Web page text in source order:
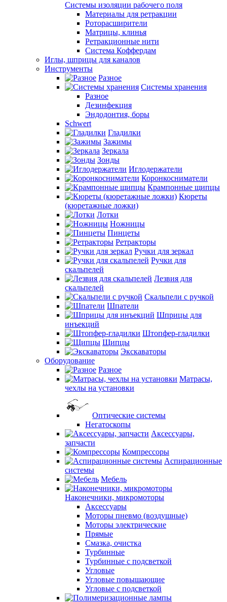
Системы изоляции рабочего поля
Материалы для ретракции
Роторасширители
Матрицы, клинья
Ретракционные нити
Система Коффердам
Иглы, шприцы для каналов
Инструменты
Разное
Системы хранения
Разное
Дезинфекция
Эндодонтия, боры
Schwert
Гладилки
Зажимы
Зеркала
Зонды
Иглодержатели
Коронкосниматели
Крампонные щипцы
Кюреты
(кюретажные ложки)
Лотки
Ножницы
Пинцеты
Ретракторы
Ручки для зеркал
Ручки для
скальпелей
Лезвия для
скальпелей
Скальпели с ручкой
Шпатели
Шприцы для
инъекций
Штопфер-гладилки
Щипцы
Экскаваторы
Оборудование
Разное
Матрасы,
чехлы на установки
Оптические системы
Негатоскопы
Аксессуары,
запчасти
Компрессоры
Аспирационные
системы
Мебель
Наконечники, микромоторы
Аксессуары
Моторы пневмо (воздушные)
Моторы электрические
Прямые
Смазка, очистка
Турбинные
Турбинные с подсветкой
Угловые
Угловые повышающие
Угловые с подсветкой